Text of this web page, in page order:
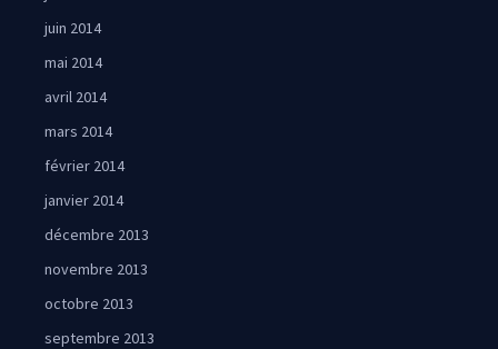
juin 2014
mai 2014
avril 2014
mars 2014
février 2014
janvier 2014
décembre 2013
novembre 2013
octobre 2013
septembre 2013